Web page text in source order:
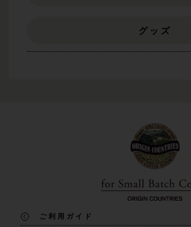
グッズ
ご利用ガイド